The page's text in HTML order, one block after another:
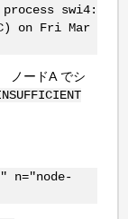
swi4:
on Fri Mar
ノードA でシ
n="node-